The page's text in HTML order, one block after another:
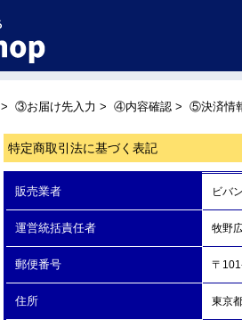
> ③お届け先入力 > ④内容確認 > ⑤決済情
特定商取引法に基づく表記
販売業者 ビバ
運営統括責任者 牧野
郵便番号 〒
住所 東京